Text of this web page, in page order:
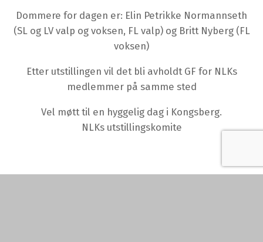
Dommere for dagen er: Elin Petrikke Normannseth
(SL og LV valp og voksen, FL valp) og Britt Nyberg (FL
voksen)
Etter utstillingen vil det bli avholdt GF for NLKs
medlemmer på samme sted
Vel møtt til en hyggelig dag i Kongsberg.
NLKs utstillingskomite